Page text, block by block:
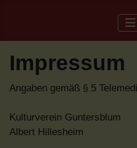
Impressum
Angaben gemäß § 5
Kulturverein Guntersblum
Albert Hillesheim